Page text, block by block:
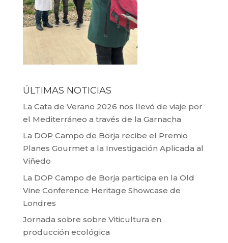
ÚLTIMAS NOTICIAS
La Cata de Verano 2026 nos llevó de viaje por
el Mediterráneo a través de la Garnacha
La DOP Campo de Borja recibe el Premio
Planes Gourmet a la Investigación Aplicada al
Viñedo
La DOP Campo de Borja participa en la Old
Vine Conference Heritage Showcase de
Londres
Jornada sobre sobre Viticultura en
producción ecológica